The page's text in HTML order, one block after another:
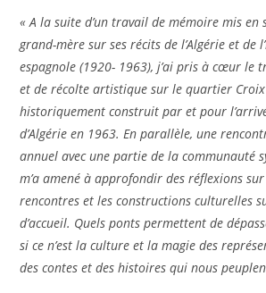
« A la suite d’un travail de mémoire mis en
grand-mère sur ses récits de l’Algérie et de
espagnole (1920- 1963), j’ai pris à cœur le
et de récolte artistique sur le quartier Croix
historiquement construit par et pour l’arriv
d’Algérie en 1963. En parallèle, une
annuel avec une partie de la communauté
m’a amené à approfondir des réflexions
rencontres et les constructions culturelles
d’accueil. Quels ponts permettent de
si ce n’est la culture et la magie des
des contes et des histoires qui nous